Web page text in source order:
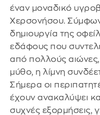
έναν μοναδικό
Χερσονήσου.
δημιουργία της
εδάφους που
από πολλούς
μύθο, η λίμνη
Σήμερα οι
έχουν ανακαλύψει
συχνές εξορμήσεις,